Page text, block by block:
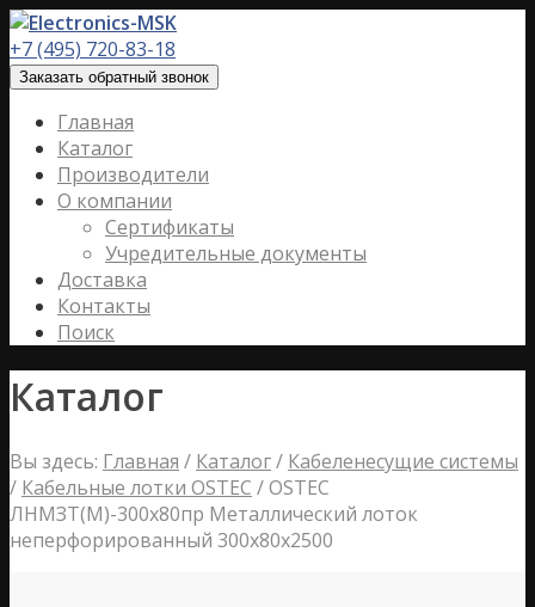
+7 (495) 720-83-18
Заказать обратный звонок
Главная
Каталог
Производители
О компании
Сертификаты
Учредительные документы
Доставка
Контакты
Поиск
Каталог
Вы здесь: Главная / Каталог/ Кабеленесущие системы
/ Кабельные лотки OSTEC /OSTEC
ЛНМЗТ(М)-300х80пр Металлический лоток
неперфорированный 300х80х2500